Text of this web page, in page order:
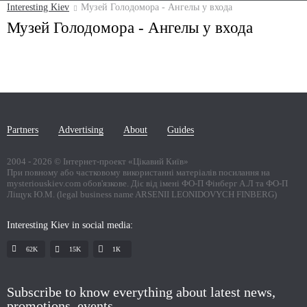
Interesting Kiev Музей Голодомора - Ангелы у входа
Музей Голодомора - Ангелы у входа
Partners Advertising About Guides
2004 - 2026 © Інтернет-проект «Цікавий Київ»
При повному або частковому використанні матеріалів посилання на
mysteriouskiev.com обов'язкове. Діє від імені ФО-П Фінберг А.Л та ФО-П
Ліщук Ю.М. (legal business name ARSENII LEONIDOVYCH FINBERG)
Interesting Kiev in social media:
62K 15K 1К
Subscribe to know everything about latest news,